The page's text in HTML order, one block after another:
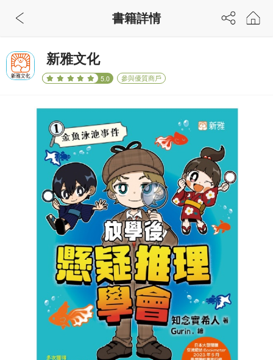
新雅文化
5.0 參與優質商戶
書籍詳情